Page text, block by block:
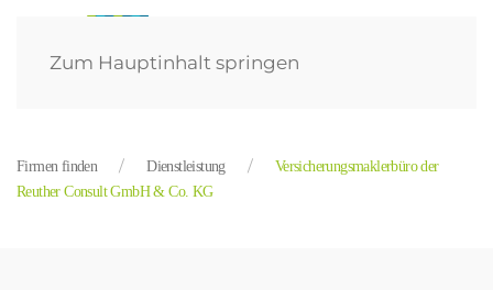
Zum Hauptinhalt springen
Firmen finden Dienstleistung
Versicherungsmaklerbüro der
Reuther Consult GmbH & Co. KG